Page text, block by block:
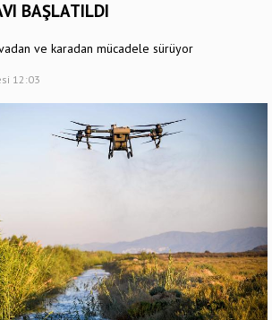
BAŞLATILDI
ve karadan mücadele sürüyor
12:03